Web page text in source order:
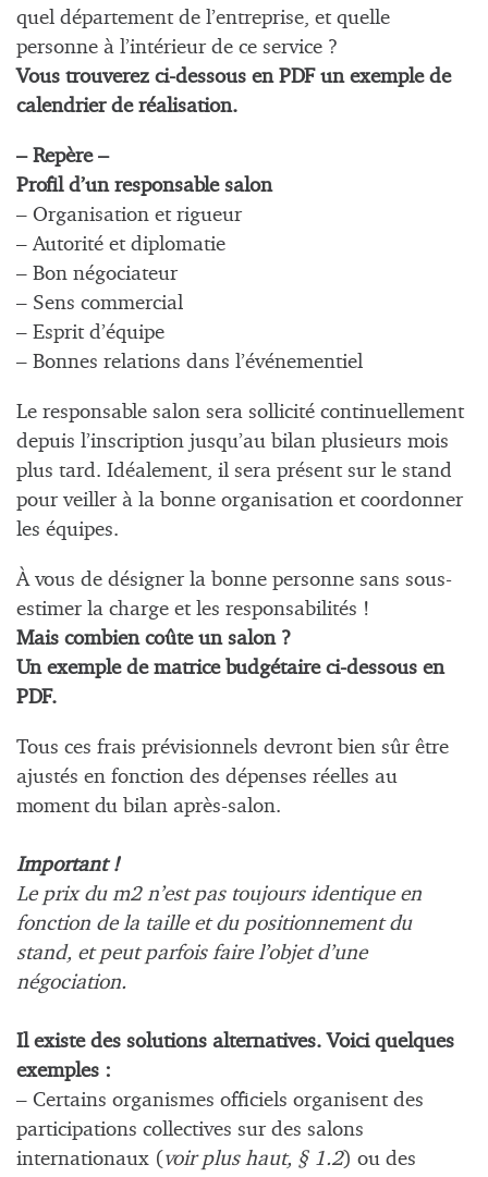
quel département de l’entreprise, et quelle
personne à l’intérieur de ce service ?
Vous trouverez ci-dessous en PDF un exemple de
calendrier de réalisation.
– Repère –
Profil d’un responsable salon
– Organisation et rigueur
– Autorité et diplomatie
– Bon négociateur
– Sens commercial
– Esprit d’équipe
– Bonnes relations dans l’événementiel
Le responsable salon sera sollicité continuellement
depuis l’inscription jusqu’au bilan plusieurs mois
plus tard. Idéalement, il sera présent sur le stand
pour veiller à la bonne organisation et coordonner
les équipes.
À vous de désigner la bonne personne sans sous-
estimer la charge et les responsabilités !
Mais combien coûte un salon ?
Un exemple de matrice budgétaire ci-dessous en
PDF.
Tous ces frais prévisionnels devront bien sûr être
ajustés en fonction des dépenses réelles au
moment du bilan après-salon.
Important !
Le prix du m2 n’est pas toujours identique en
fonction de la taille et du positionnement du
stand, et peut parfois faire l’objet d’une
négociation.
Il existe des solutions alternatives. Voici quelques
exemples :
– Certains organismes officiels organisent des
participations collectives sur des salons
internationaux ( voir plus haut, § 1.2) ou des